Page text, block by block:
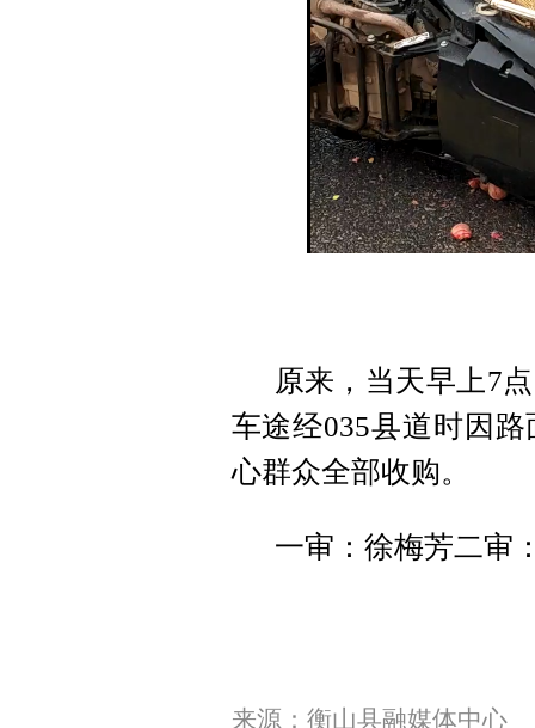
原来，当天早上7
车途经035县道时因
心群众全部收购。
一审：徐梅芳二审
来源：衡山县融媒体中心